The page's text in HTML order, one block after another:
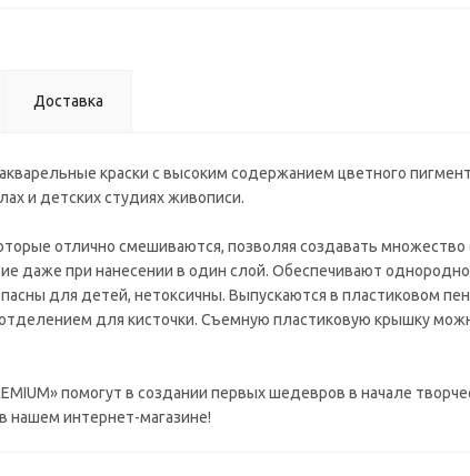
Доставка
акварельные краски с высоким содержанием цветного
и детских студиях живописи.
отлично смешиваются, позволяя создавать множество
даже при нанесении в один слой. Обеспечивают
для детей, нетоксичны. Выпускаются в пластиковом
для кисточки. Съемную пластиковую крышку
помогут в создании первых шедевров в начале
нашем интернет-магазине!